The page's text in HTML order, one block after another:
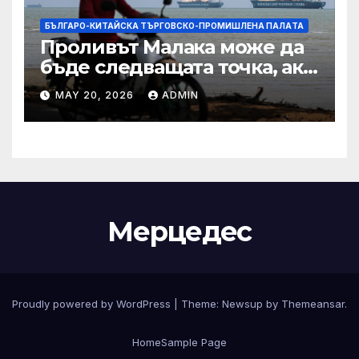
БЪЛГАРО-КИТАЙСКА ТЪРГОВСКО-ПРОМИШЛЕНА ПАЛAТА
Проливът Малака може да
бъде следващата точка, ако
Азия не внимава
MAY 20, 2026 ADMIN
Мерцедес
Proudly powered by WordPress Theme: Newsup by Themeansar.
HomeSample Page